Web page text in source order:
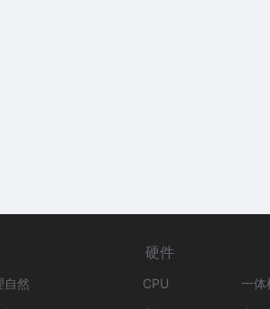
自然
硬件
CPU
一体